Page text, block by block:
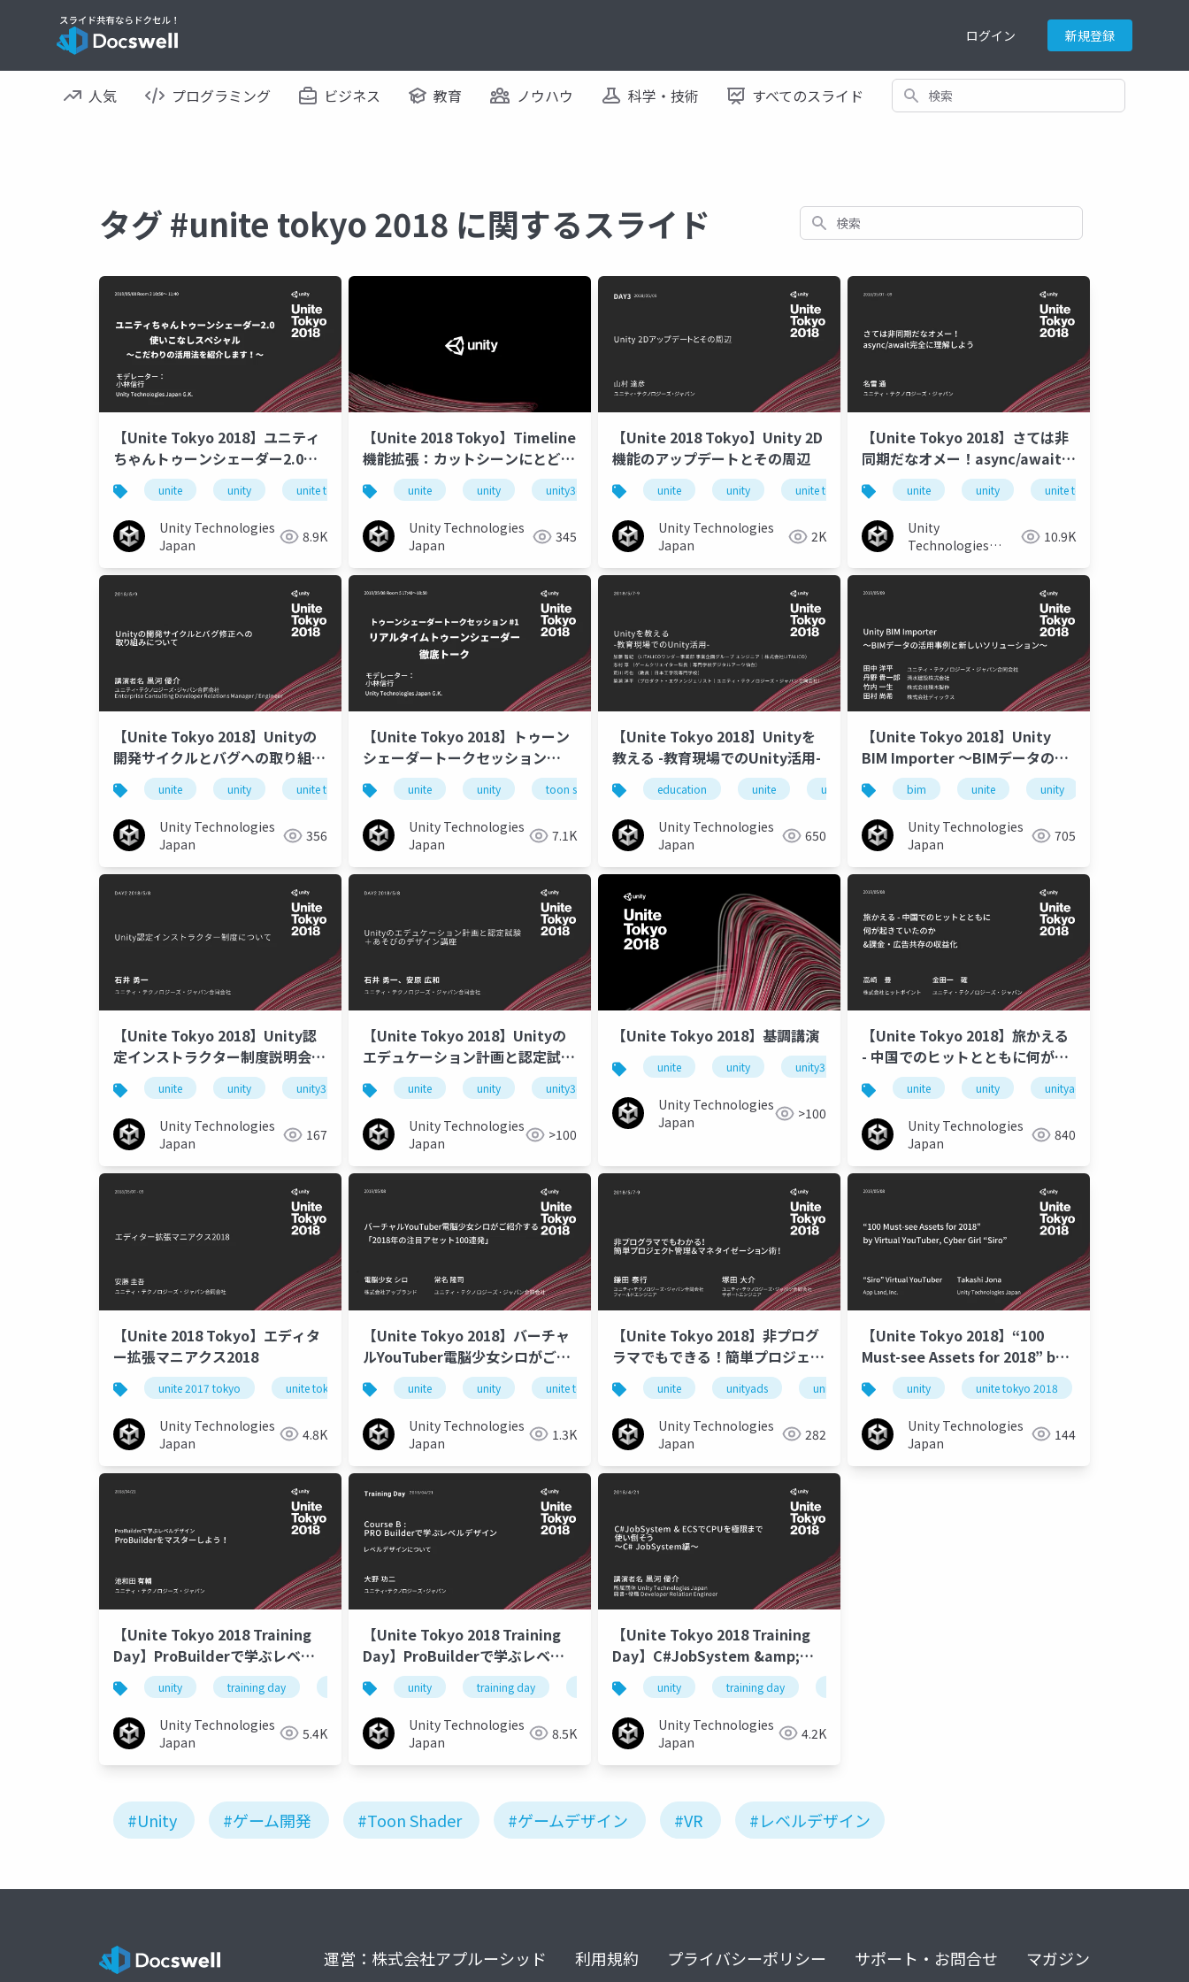
ログイン 新規登録
人気 プログラミング ビジネス 教育 ノウハウ 科学・技術 すべてのスライド 検索
タグ #unite tokyo 2018 に関するスライド 検索
【Unite Tokyo 2018】ユニティ
ちゃんトゥーンシェーダー2.0使
いこなしスペシャル ～こだわり
の活用法を紹介します！～
unite unity unite tokyo 2018 unitetokyo
Unity Technologies
Japan
8.9K
【Unite 2018 Tokyo】Timeline
機能拡張：カットシーンにとどま
らない新たな使い方
unite unity unity3d unite tokyo 2018 unitetokyo
Unity Technologies
Japan
345
【Unite 2018 Tokyo】Unity 2D
機能のアップデートとその周辺
unite unity unite tokyo 2018
Unity Technologies
Japan
2K
【Unite Tokyo 2018】さては非
同期だなオメー！async/await完
全に理解しよう
unite unity unite tokyo 2018
Unity
Technologies
10.9K
【Unite Tokyo 2018】Unityの
開発サイクルとバグへの取り組み
についてunite unity unite tokyo 2018 unite tokyo
Unity Technologies
Japan
356
【Unite Tokyo 2018】トゥーン
シェーダートークセッション
#1『リアルタイムトゥーンシェ
ーダー徹底トーク』
unite unity toon shader unite tokyo 2018
Unity Technologies
Japan
7.1K
【Unite Tokyo 2018】Unityを
教える -教育現場でのUnity活用-
education unite unity unite tokyo 2018
Unity Technologies
Japan
650
【Unite Tokyo 2018】Unity
BIM Importer ～BIMデータの活
用事例と新しいソリューション～
bim unite unity
Unity Technologies
Japan
705
【Unite Tokyo 2018】Unity認
定インストラクター制度説明会＜
教育関係者向け＞
unite unity unity3d unite tokyo 2018 unite tokyo
Unity Technologies
Japan
167
【Unite Tokyo 2018】Unityの
エデュケーション計画と認定試験
＋あそびのデザイン講座
unite unity unity3d
Unity Technologies
Japan
>100
【Unite Tokyo 2018】基調講演
unite unity unity3d unite tokyo 2018 unitetokyo
Unity Technologies
Japan
>100
【Unite Tokyo 2018】旅かえる
- 中国でのヒットとともに何が起
きていたのか&amp;課金・広告
共存の収益化
unite unity unityads
Unity Technologies
Japan
840
【Unite 2018 Tokyo】エディタ
ー拡張マニアクス2018
unite 2017 tokyo unite tokyo 2018 unitetokyo
Unity Technologies
Japan
4.8K
【Unite Tokyo 2018】バーチャ
ルYouTuber電脳少女シロがご紹
介する「2018年の注目アセット
100連発」
unite unity unite tokyo 2018
Unity Technologies
Japan
1.3K
【Unite Tokyo 2018】非プログ
ラマでもできる！簡単プロジェク
ト管理＆マネタイゼーション術！
unite unityads unite tokyo 2018 unitetokyo unityservices
Unity Technologies
Japan
282
【Unite Tokyo 2018】“100
Must-see Assets for 2018” by
Virtual YouTuber, Cyber Girl
“Siro”
unity unite tokyo 2018
Unity Technologies
Japan
144
【Unite Tokyo 2018 Training
Day】ProBuilderで学ぶレベル
デザイン ProBuilderをマスター
しよう！
unity training day unite tokyo 2018
Unity Technologies
Japan
5.4K
【Unite Tokyo 2018 Training
Day】ProBuilderで学ぶレベル
デザイン レベルデザインについ
て
unity training day unite tokyo 2018
Unity Technologies
Japan
8.5K
【Unite Tokyo 2018 Training
Day】C#JobSystem &amp;
ECSでCPUを極限まで使い倒そう
~C# JobSystem 編~
unity training day
Unity Technologies
Japan
4.2K
#Unity #ゲーム開発 #Toon Shader #ゲームデザイン #VR #レベルデザイン
運営：株式会社アプルーシッド 利用規約 プライバシーポリシー サポート・お問合せ マガジン